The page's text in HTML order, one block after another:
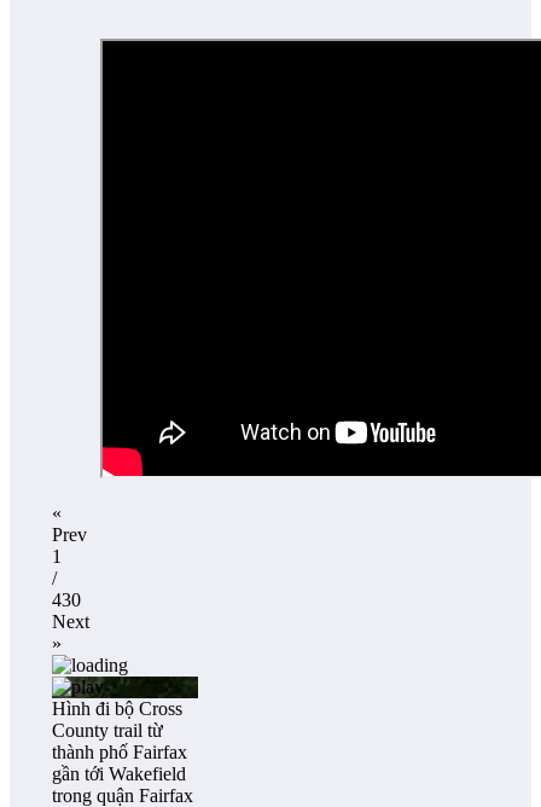
«
Prev
1
/
430
Next
»
Hình đi bộ Cross
County trail từ
thành phố Fairfax
gần tới Wakefield
trong quận Fairfax